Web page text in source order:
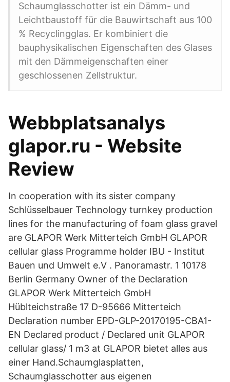
Schaumglasschotter ist ein Dämm- und
Leichtbaustoff für die Bauwirtschaft aus 100
% Recyclingglas. Er kombiniert die
bauphysikalischen Eigenschaften des Glases
mit den Dämmeigenschaften einer
geschlossenen Zellstruktur.
Webbplatsanalys
glapor.ru - Website
Review
In cooperation with its sister company
Schlüsselbauer Technology turnkey production
lines for the manufacturing of foam glass gravel
are GLAPOR Werk Mitterteich GmbH GLAPOR
cellular glass Programme holder IBU - Institut
Bauen und Umwelt e.V . Panoramastr. 1 10178
Berlin Germany Owner of the Declaration
GLAPOR Werk Mitterteich GmbH
Hüblteichstraße 17 D-95666 Mitterteich
Declaration number EPD-GLP-20170195-CBA1-
EN Declared product / Declared unit GLAPOR
cellular glass/ 1 m3 at GLAPOR bietet alles aus
einer Hand.Schaumglasplatten,
Schaumglasschotter aus eigenen